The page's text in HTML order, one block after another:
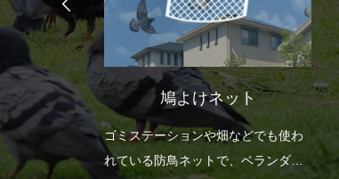
使わ
ンダに
防鳥ワイヤー
ベランダや手すりなどにワイヤーや
テグスなどを渡して、鳩が止まらな